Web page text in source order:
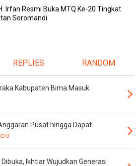
Irfan Resmi Buka MTQ Ke-20 Tingkat
Soromandi
REPLIES RANDOM
Kabupaten Bima Masuk
Pusat hingga Dapat
0
Ikhtiar Wujudkan Generasi